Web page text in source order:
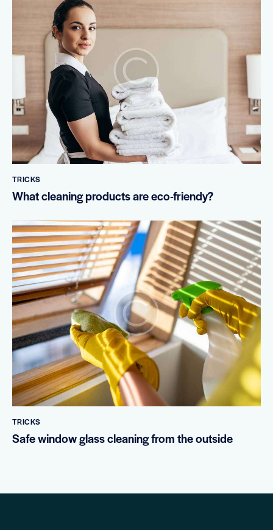
TRICKS
What cleaning products are eco-friendy?
TRICKS
Safe window glass cleaning from the outside